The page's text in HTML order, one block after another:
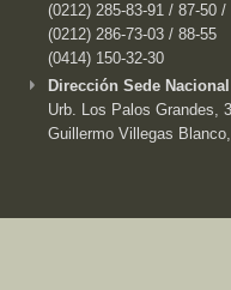
(0212) 285-83-91 / 87-50 /
(0212) 286-73-03 / 88-55
(0414) 150-32-30
Dirección Sede
Urb. Los Palos Grandes,
Guillermo Villegas